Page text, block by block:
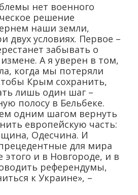
нет военного
решение
наши земли,
двух условиях. Первое –
забывать о
А я уверен в том,
когда мы потеряли
Крым сохранить,
лишь один шаг –
полосу в Бельбеке.
одним шагом вернуть
европейскую часть:
Одесчина. И
для мира
и в Новгороде, и в
референдумы,
к Украине», –